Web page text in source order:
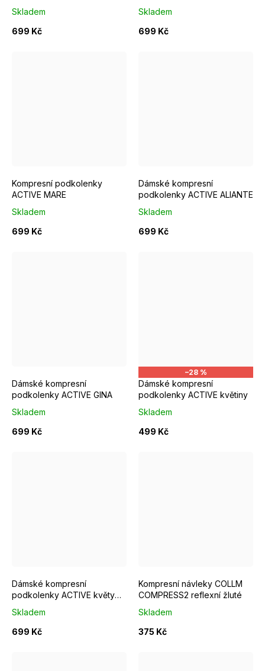
Skladem
699 Kč
Skladem
699 Kč
Kompresní podkolenky
ACTIVE MARE
Skladem
699 Kč
Dámské kompresní
podkolenky ACTIVE ALIANTE
Skladem
699 Kč
Dámské kompresní
podkolenky ACTIVE GINA
Skladem
699 Kč
–28 %
Dámské kompresní
podkolenky ACTIVE květiny
Skladem
499 Kč
Dámské kompresní
podkolenky ACTIVE květy
Skladem
699 Kč
Kompresní návleky COLLM
COMPRESS2 reflexní žluté
Skladem
375 Kč